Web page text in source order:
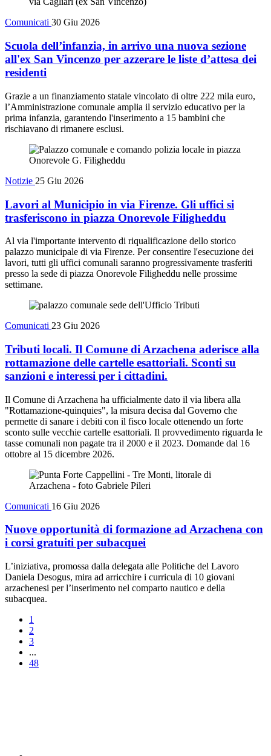
Comunicati 30 Giu 2026
Scuola dell’infanzia, in arrivo una nuova sezione
all'ex San Vincenzo per azzerare le liste d’attesa dei
residenti
Grazie a un finanziamento statale vincolato di oltre 222 mila euro,
l’Amministrazione comunale amplia il servizio educativo per la
prima infanzia, garantendo l'inserimento a 15 bambini che
rischiavano di rimanere esclusi.
Notizie 25 Giu 2026
Lavori al Municipio in via Firenze. Gli uffici si
trasferiscono in piazza Onorevole Filigheddu
Al via l'importante intervento di riqualificazione dello storico
palazzo municipale di via Firenze. Per consentire l'esecuzione dei
lavori, tutti gli uffici comunali saranno progressivamente trasferiti
presso la sede di piazza Onorevole Filigheddu nelle prossime
settimane.
Comunicati 23 Giu 2026
Tributi locali. Il Comune di Arzachena aderisce alla
rottamazione delle cartelle esattoriali. Sconti su
sanzioni e interessi per i cittadini.
Il Comune di Arzachena ha ufficialmente dato il via libera alla
"Rottamazione-quinquies", la misura decisa dal Governo che
permette di sanare i debiti con il fisco locale ottenendo un forte
sconto sulle vecchie cartelle esattoriali. Il provvedimento riguarda le
tasse comunali non pagate tra il 2000 e il 2023. Domande dal 16
ottobre al 15 dicembre 2026.
Comunicati 16 Giu 2026
Nuove opportunità di formazione ad Arzachena con
i corsi gratuiti per subacquei
L’iniziativa, promossa dalla delegata alle Politiche del Lavoro
Daniela Desogus, mira ad arricchire i curricula di 10 giovani
arzachenesi per l’inserimento nel comparto nautico e della
subacquea.
1
2
3
...
48